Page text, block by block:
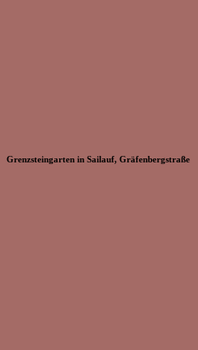
Grenzsteingarten in Sailauf, Gräfenbergstraße